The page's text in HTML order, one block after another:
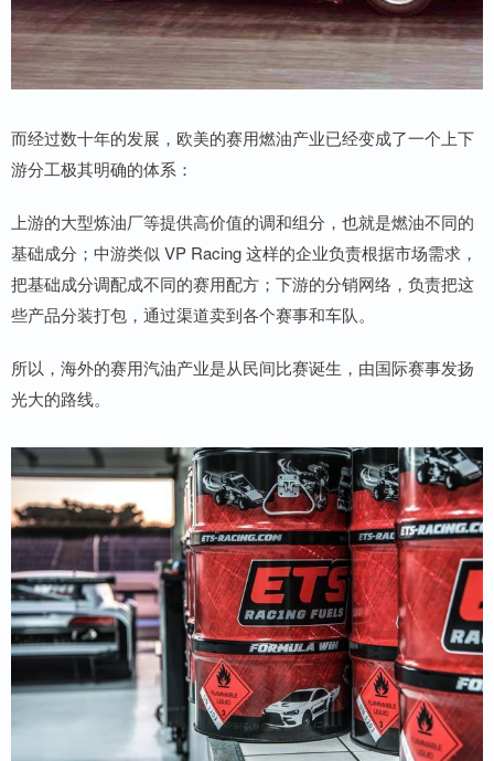
而经过数十年的发展，欧美的赛用燃油产业已经变成了一个上下
游分工极其明确的体系：
上游的大型炼油厂等提供高价值的调和组分，也就是燃油不同的
基础成分；中游类似 VP Racing 这样的企业负责根据市场需求，
把基础成分调配成不同的赛用配方；下游的分销网络，负责把这
些产品分装打包，通过渠道卖到各个赛事和车队。
所以，海外的赛用汽油产业是从民间比赛诞生，由国际赛事发扬
光大的路线。